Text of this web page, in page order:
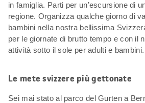
in famiglia. Parti per un’escursione di
regione. Organizza qualche giorno di
bambini nella nostra bellissima
per le giornate di brutto tempo e con il
attività sotto il sole per adulti e bambini.
Le mete svizzere più gettonate
Sei mai stato al parco del Gurten a